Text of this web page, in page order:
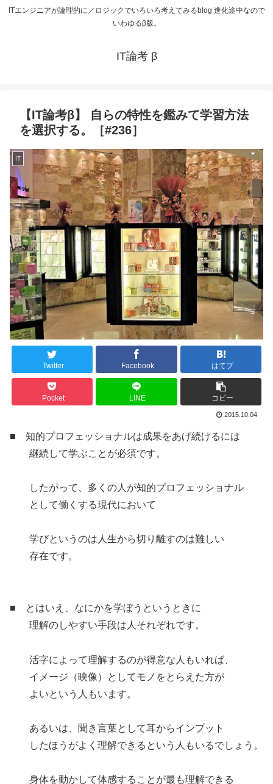
ITエンジニアが論理的に／ロジックでいろいろ考えてみるblog 進化途中なので
いわゆるβ版。
IT論考 β
【IT論考β】 自らの特性を鑑みて学習方法
を選択する。［#236］
IT
Twitter Facebook はてブ
Pocket LINE コピー
2015.10.04
■ 知的プロフェッショナルは成果をあげ続けるには
継続して学ぶことが必須です。
したがって、多くの人が知的プロフェッショナル
として働くする現代において
学びというのは人生から切り離すのは難しい
存在です。
■ とはいえ、なにかを学ぼうというときに
理解のしやすい手段は人それぞれです。
活字によって理解するのが得意な人もいれば、
イメージ（映像）としてモノをとらえた方が
よいという人もいます。
あるいは、聞き言葉として耳からインプット
したほうがよく理解できるという人もいるでしょう。
身体を動かして体感することが最も理解できる